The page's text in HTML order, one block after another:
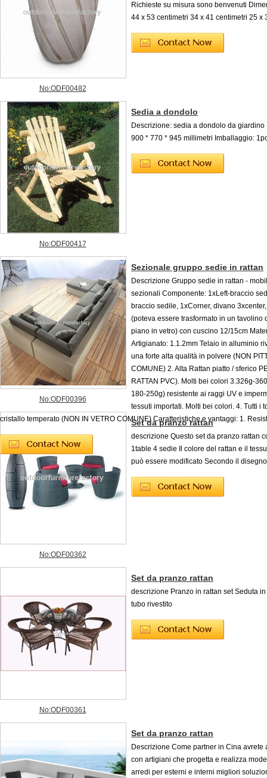
No:ODF00482
Richieste su misura sono benvenuti
44 x 53 centimetri 34 x 41 centimetri 25 x
No:ODF00417
Sedia a dondolo
Descrizione: sedia a dondolo da giardino
900 * 770 * 945 millimetri Imballaggio:
No:ODF00396
Sezionale gruppo sedie in rattan
Descrizione Gruppo sedie in rattan -
sezionali Componente: 1xLeft-braccio
braccio sedile, 1xCorner, divano
(poteva essere trasformato in un tavolino
piano in vetro) con cuscino 12/15cm
Artigianato: 1.1.2mm Telaio in alluminio
una forte alta qualità in polvere (NON
COMUNE) 2. Alta Rattan piatto / sferico
RATTAN PVC). Molti bei colori 3.326g-
180-250g) resistente ai raggi UV e
tessuti importati. Molti bei colori. 4. Tutti i
cristallo temperato (NON IN VETRO COMUNE) Caratteristiche e vantaggi: 1.
No:ODF00362
Set da pranzo rattan
descrizione Questo set da pranzo rattan
1table 4 sedie Il colore del rattan e il
può essere modificato Secondo il
No:ODF00361
Set da pranzo rattan
descrizione Pranzo in rattan set Seduta
tubo rivestito
Set da pranzo rattan
Descrizione Come partner in Cina avrete
con artigiani che progetta e realizza
arredi per esterni e interni migliori